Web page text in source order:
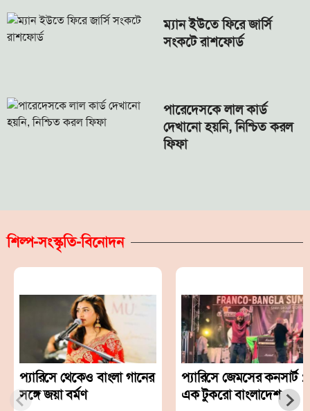
ম্যান ইউতে ফিরে জার্সি
সংকটে রাশফোর্ড
পারেদেসকে লাল কার্ড
দেখানো হয়নি, নিশ্চিত করল
ফিফা
শিল্প-সংস্কৃতি-বিনোদন
প্যারিসে থেকেও বাংলা গানের
সঙ্গে জয়া বর্মণ
প্যারিসে জেমসের কনসার্ট :
এক টুকরো বাংলাদেশ